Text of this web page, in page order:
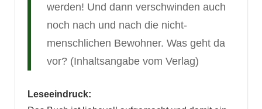
werden! Und dann verschwinden auch
noch nach und nach die nicht-
menschlichen Bewohner. Was geht da
vor? (Inhaltsangabe vom Verlag)
Leseeindruck: